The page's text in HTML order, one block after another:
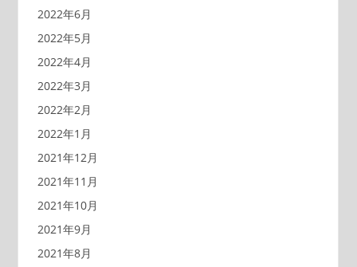
2022年6月
2022年5月
2022年4月
2022年3月
2022年2月
2022年1月
2021年12月
2021年11月
2021年10月
2021年9月
2021年8月